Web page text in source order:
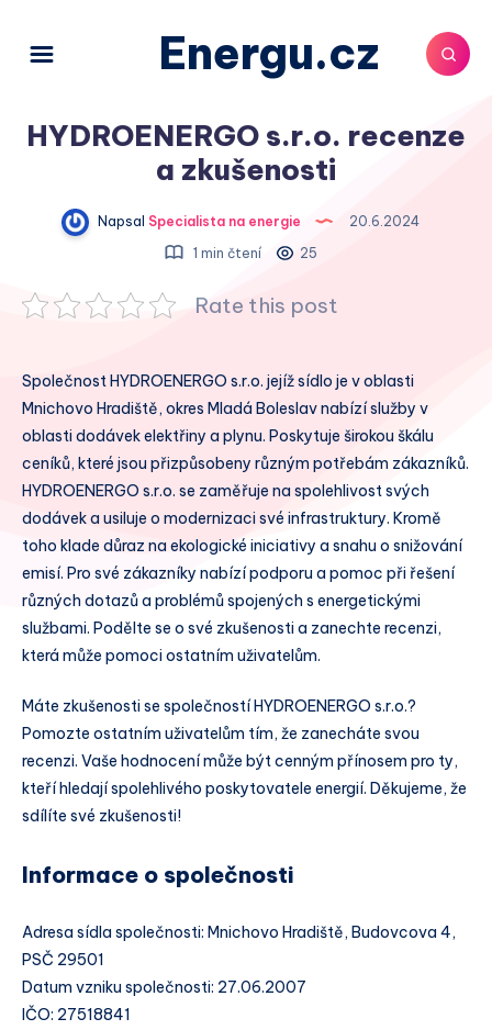
Energu.cz
HYDROENERGO s.r.o. recenze
a zkušenosti
Napsal Specialista na energie
20.6.2024
1 min čtení
25
Rate this post
Společnost HYDROENERGO s.r.o. jejíž sídlo je v oblasti
Mnichovo Hradiště, okres Mladá Boleslav nabízí služby v
oblasti dodávek elektřiny a plynu. Poskytuje širokou škálu
ceníků, které jsou přizpůsobeny různým potřebám zákazníků.
HYDROENERGO s.r.o. se zaměřuje na spolehlivost svých
dodávek a usiluje o modernizaci své infrastruktury. Kromě
toho klade důraz na ekologické iniciativy a snahu o snižování
emisí. Pro své zákazníky nabízí podporu a pomoc při řešení
různých dotazů a problémů spojených s energetickými
službami. Podělte se o své zkušenosti a zanechte recenzi,
která může pomoci ostatním uživatelům.
Máte zkušenosti se společností HYDROENERGO s.r.o.?
Pomozte ostatním uživatelům tím, že zanecháte svou
recenzi. Vaše hodnocení může být cenným přínosem pro ty,
kteří hledají spolehlivého poskytovatele energií. Děkujeme, že
sdílíte své zkušenosti!
Informace o společnosti
Adresa sídla společnosti: Mnichovo Hradiště, Budovcova 4,
PSČ 29501
Datum vzniku společnosti: 27.06.2007
IČO: 27518841